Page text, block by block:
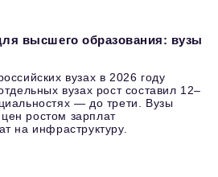
высшего образования: вузы
вузах в 2026 году
вузах рост составил 12–
— до трети. Вузы
ростом зарплат
на инфраструктуру.